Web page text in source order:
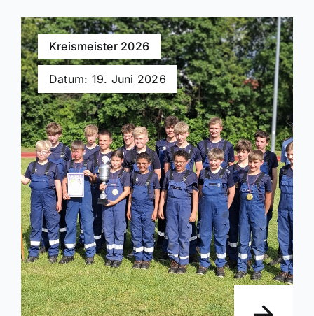
Kreismeister 2026
Datum: 19. Juni 2026